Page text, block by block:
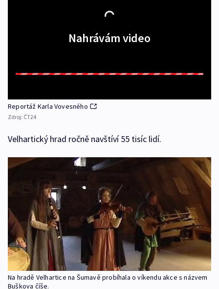
Nahrávám video
Reportáž Karla Vovesného
Zdroj: ČT24
Velhartický hrad ročně navštíví 55 tisíc lidí.
Na hradě Velhartice na Šumavě probíhala o víkendu akce s názvem
Buškova číše.